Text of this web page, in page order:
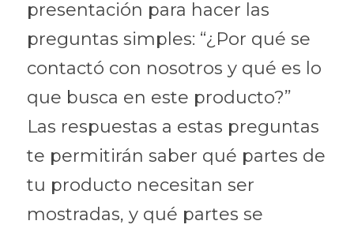
presentación para hacer las
preguntas simples: “¿Por qué se
contactó con nosotros y qué es lo
que busca en este producto?”
Las respuestas a estas preguntas
te permitirán saber qué partes de
tu producto necesitan ser
mostradas, y qué partes se